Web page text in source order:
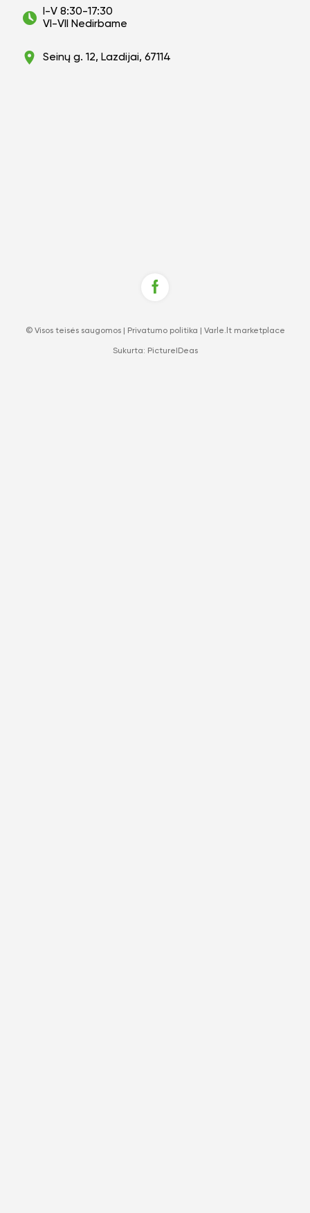
I-V 8:30-17:30
VI-VII Nedirbame
Seinų g. 12, Lazdijai, 67114
© Visos teisės saugomos | Privatumo politika Varle.lt marketplace
Sukurta: PictureIDeas